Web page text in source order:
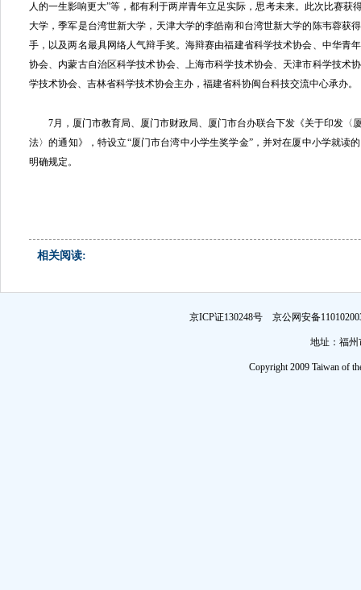
人的一生影响更大”等，都有利于两岸青年立足实际，思考未来。此次比赛获
大学，季军是台湾世新大学，天津大学的李皓南和台湾世新大学的陈韦蓉获
手，以及两名最具网络人气辩手奖。海辩赛由福建省科学技术协会、中华青
协会、内蒙古自治区科学技术协会、上海市科学技术协会、天津市科学技术
学技术协会、吉林省科学技术协会主办，福建省科协闽台科技交流中心承办。
7月，厦门市教育局、厦门市财政局、厦门市台办联合下发《关于印发〈
法〉的通知》，特设立“厦门市台湾中小学生奖学金”，并对在厦中小学就读
明确规定。
相关阅读:
京ICP证130248号 京公网安备
地址：福州
Copyright 2009 Taiwan of